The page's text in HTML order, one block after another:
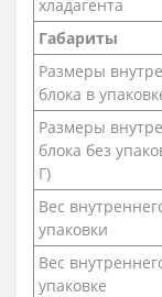
хладагента
Габариты
Размеры
блока в
Размеры
блока без
Г)
Вес
упаковки
Вес
упаковке